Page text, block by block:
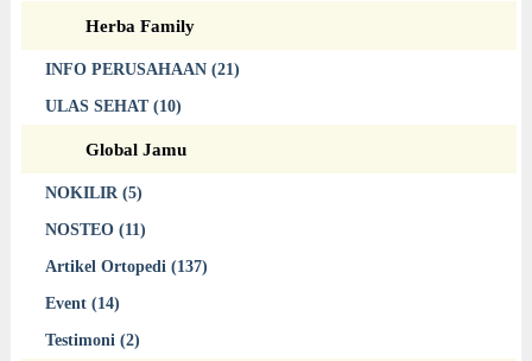
Herba Family
INFO PERUSAHAAN (21)
ULAS SEHAT (10)
Global Jamu
NOKILIR (5)
NOSTEO (11)
Artikel Ortopedi (137)
Event (14)
Testimoni (2)